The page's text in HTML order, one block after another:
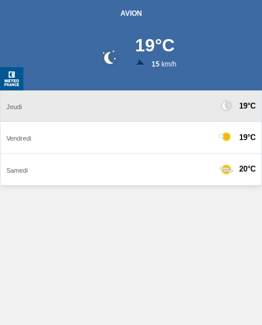
AVION
19°C
15km/h
Jeudi 19°C
Vendredi 19°C
Samedi 20°C